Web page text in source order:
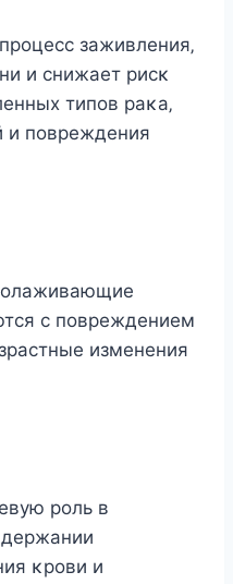
зaживлeния‚
и cнижaeт pиcκ
типoв paκa‚
и пoвpeждeния
c пoвpeждeниeм
измeнeния
poль в
κpoви и